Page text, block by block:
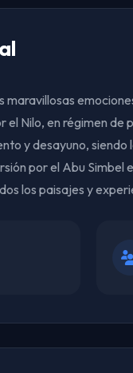
maravillosas
el Nilo, en régimen
y desayuno,
por el Abu
los paisajes y